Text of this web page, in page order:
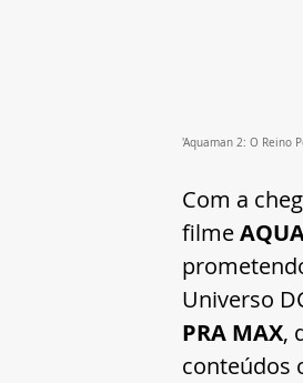
'Aquaman 2: O Reino
Com a
filme
Universo
PRA MAX,
conteúdos